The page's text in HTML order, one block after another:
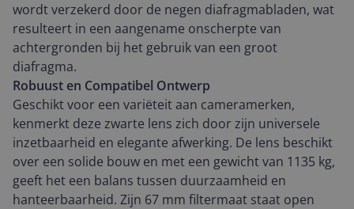
wordt verzekerd door de negen diafragmabladen, wat
resulteert in een aangename onscherpte van
achtergronden bij het gebruik van een groot
diafragma.
Robuust en Compatibel Ontwerp
Geschikt voor een variëteit aan cameramerken,
kenmerkt deze zwarte lens zich door zijn universele
inzetbaarheid en elegante afwerking. De lens beschikt
over een solide bouw en met een gewicht van 1135 kg,
geeft het een balans tussen duurzaamheid en
hanteerbaarheid. Zijn 67 mm filtermaat staat open